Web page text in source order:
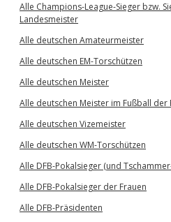
Alle Champions-League-Sieger bzw.
Landesmeister
Alle deutschen Amateurmeister
Alle deutschen EM-Torschützen
Alle deutschen Meister
Alle deutschen Meister im Fußball der
Alle deutschen Vizemeister
Alle deutschen WM-Torschützen
Alle DFB-Pokalsieger (und
Alle DFB-Pokalsieger der Frauen
Alle DFB-Präsidenten